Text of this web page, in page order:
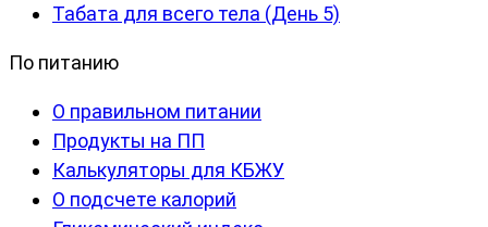
Табата для всего тела (День 5)
По питанию
О правильном питании
Продукты на ПП
Калькуляторы для КБЖУ
О подсчете калорий